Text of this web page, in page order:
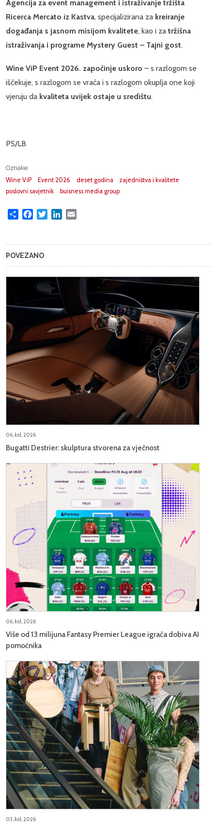
Agencija za event management i istraživanje tržišta
Ricerca Mercato iz Kastva, specijalizirana za kreiranje
događanja s jasnom misijom kvalitete, kao i za tržišna
istraživanja i programe Mystery Guest – Tajni gost.
Wine ViP Event 2026. započinje uskoro – s razlogom se
iščekuje, s razlogom se vraća i s razlogom okuplja one koji
vjeruju da kvaliteta uvijek ostaje u središtu.
PS/LB
Oznake
Wine ViP
Event 2026 deset godina
zajedništva i kvalitete
poslovni savjetnik
buisness media group
Share FacebookTwitterLinkedIn
POVEZANO
06, kol, 2026
Bugatti Destrier: skulptura stvorena za vječnost
06, kol, 2026
Više od 13 milijuna Fantasy Premier League igrača dobiva AI
pomoćnika
03, kol, 2026